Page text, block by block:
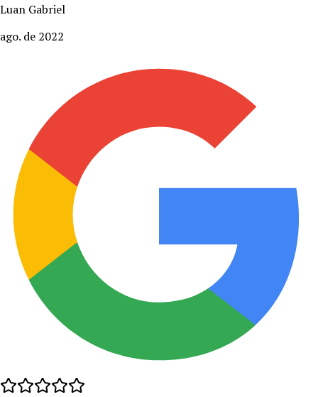
Luan Gabriel
ago. de 2022